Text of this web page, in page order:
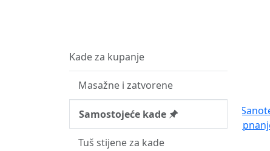
Kade za kupanje
Masažne i zatvorene
Samostojeće kade
Tuš stijene za kade